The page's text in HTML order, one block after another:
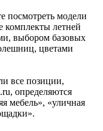
посмотреть модели
комплекты летней
выбором базовых
цветами
все позиции,
определяются
мебель», «уличная